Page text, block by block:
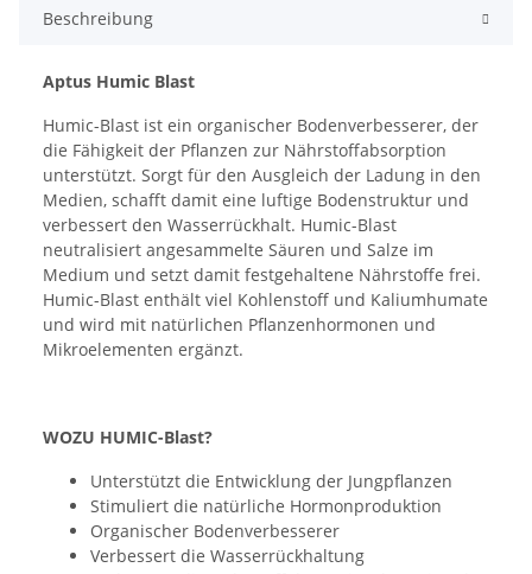
Beschreibung
Aptus Humic Blast
Humic-Blast ist ein organischer Bodenverbesserer, der
die Fähigkeit der Pflanzen zur Nährstoffabsorption
unterstützt. Sorgt für den Ausgleich der Ladung in den
Medien, schafft damit eine luftige Bodenstruktur und
verbessert den Wasserrückhalt. Humic-Blast
neutralisiert angesammelte Säuren und Salze im
Medium und setzt damit festgehaltene Nährstoffe frei.
Humic-Blast enthält viel Kohlenstoff und Kaliumhumate
und wird mit natürlichen Pflanzenhormonen und
Mikroelementen ergänzt.
WOZU HUMIC-Blast?
Unterstützt die Entwicklung der Jungpflanzen
Stimuliert die natürliche Hormonproduktion
Organischer Bodenverbesserer
Verbessert die Wasserrückhaltung